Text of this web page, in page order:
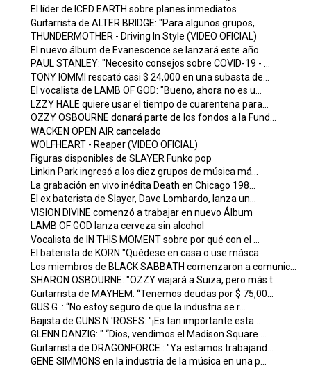
El líder de ICED EARTH sobre planes inmediatos
Guitarrista de ALTER BRIDGE: "Para algunos grupos,...
THUNDERMOTHER - Driving In Style (VIDEO OFICIAL)
El nuevo álbum de Evanescence se lanzará este año
PAUL STANLEY: "Necesito consejos sobre COVID-19 - ...
TONY IOMMI rescató casi $ 24,000 en una subasta de...
El vocalista de LAMB OF GOD: "Bueno, ahora no es u...
LZZY HALE quiere usar el tiempo de cuarentena para...
OZZY OSBOURNE donará parte de los fondos a la Fund...
WACKEN OPEN AIR cancelado
WOLFHEART - Reaper (VIDEO OFICIAL)
Figuras disponibles de SLAYER Funko pop
Linkin Park ingresó a los diez grupos de música má...
La grabación en vivo inédita Death en Chicago 198...
El ex baterista de Slayer, Dave Lombardo, lanza un...
VISION DIVINE comenzó a trabajar en nuevo Álbum
LAMB OF GOD lanza cerveza sin alcohol
Vocalista de IN THIS MOMENT sobre por qué con el ...
El baterista de KORN "Quédese en casa o use másca...
Los miembros de BLACK SABBATH comenzaron a comunic...
SHARON OSBOURNE: "OZZY viajará a Suiza, pero más t...
Guitarrista de MAYHEM: “Tenemos deudas por $ 75,00...
GUS G .: “No estoy seguro de que la industria se r...
Bajista de GUNS N 'ROSES: "¡Es tan importante esta...
GLENN DANZIG: " “Dios, vendimos el Madison Square ...
Guitarrista de DRAGONFORCE : "Ya estamos trabajand...
GENE SIMMONS en la industria de la música en una p...